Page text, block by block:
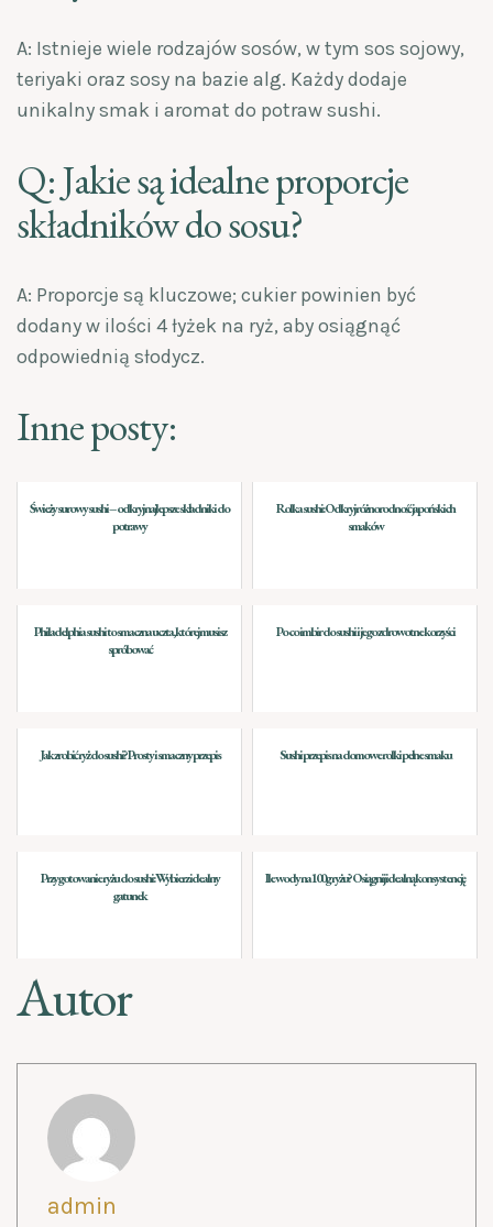
A: Istnieje wiele rodzajów sosów, w tym sos sojowy,
teriyaki oraz sosy na bazie alg. Każdy dodaje
unikalny smak i aromat do potraw sushi.
Q: Jakie są idealne proporcje
składników do sosu?
A: Proporcje są kluczowe; cukier powinien być
dodany w ilości 4 łyżek na ryż, aby osiągnąć
odpowiednią słodycz.
Inne posty:
Świeży surowy sushi – odkryj najlepsze składniki do
potrawy
Rolka sushi: Odkryj różnorodność japońskich
smaków
Philadelphia sushi to smaczna uczta, której musisz
spróbować
Po co imbir do sushi i jego zdrowotne korzyści
Jak zrobić ryż do sushi? Prosty i smaczny przepis Sushi przepis na domowe rolki pełne smaku
Przygotowanie ryżu do sushi: Wybierz idealny
gatunek
Ile wody na 100g ryżu? Osiągnij idealną konsystencję
Autor
admin